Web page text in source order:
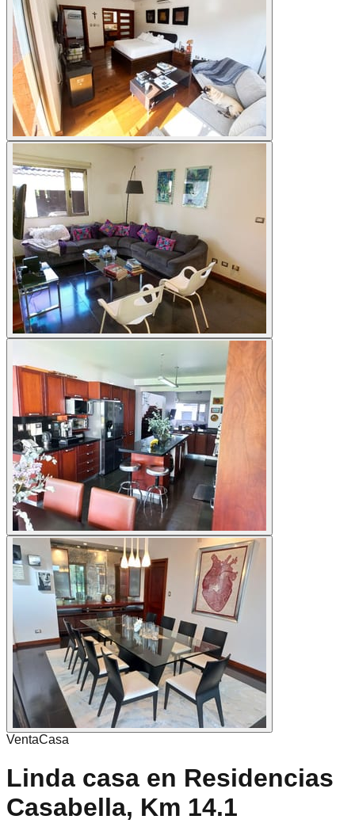
VentaCasa
Linda casa en Residencias
Casabella, Km 14.1